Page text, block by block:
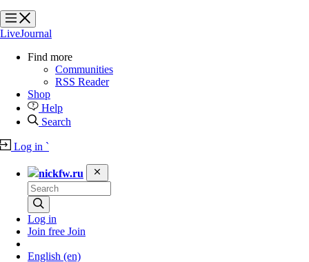
?
?
LiveJournal
Find more
Communities
RSS Reader
Shop
Help
Search
Log in `
nickfw.ru
Log in
Join free Join
English (en)